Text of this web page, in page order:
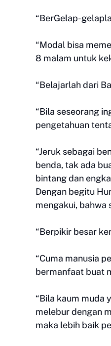
“BerGelap-
“Modal bisa
8 malam untuk
“Belajarlah dari
“Bila seseorang
pengetahuan
“Jeruk sebagai
benda, tak ada
bintang dan
Dengan begitu
mengakui, bahwa
“Berpikir besar
“Cuma manusia
bermanfaat buat
“Bila kaum muda
melebur dengan
maka lebih baik